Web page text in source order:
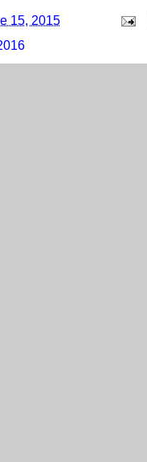
15, 2015